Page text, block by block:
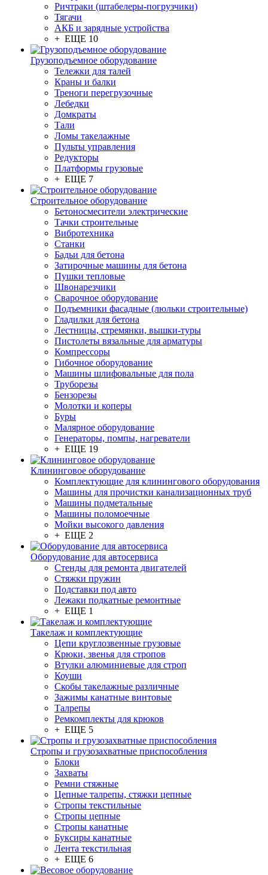
Ричтраки (штабелеры-погрузчики)
Тягачи
АКБ и зарядные устройства
+ ЕЩЕ 10
Грузоподъемное оборудование
Тележки для талей
Краны и балки
Треноги перегрузочные
Лебедки
Домкраты
Тали
Ломы такелажные
Пульты управления
Редукторы
Платформы грузовые
+ ЕЩЕ 7
Строительное оборудование
Бетоносмесители электрические
Тачки строительные
Вибротехника
Станки
Бадьи для бетона
Затирочные машины для бетона
Пушки тепловые
Швонарезчики
Сварочное оборудование
Подъемники фасадные (люльки строительные)
Гладилки для бетона
Лестницы, стремянки, вышки-туры
Пистолеты вязальные для арматуры
Компрессоры
Гибочное оборудование
Машины шлифовальные для пола
Труборезы
Бензорезы
Молотки и коперы
Буры
Малярное оборудование
Генераторы, помпы, нагреватели
+ ЕЩЕ 19
Клининговое оборудование
Комплектующие для клинингового оборудования
Машины для прочистки канализационных труб
Машины подметальные
Машины поломоечные
Мойки высокого давления
+ ЕЩЕ 2
Оборудование для автосервиса
Стенды для ремонта двигателей
Стяжки пружин
Подставки под авто
Лежаки подкатные ремонтные
+ ЕЩЕ 1
Такелаж и комплектующие
Цепи круглозвенные грузовые
Крюки, звенья для стропов
Втулки алюминиевые для строп
Коуши
Скобы такелажные различные
Зажимы канатные винтовые
Талрепы
Ремкомплекты для крюков
+ ЕЩЕ 5
Стропы и грузозахватные приспособления
Блоки
Захваты
Ремни стяжные
Цепные талрепы, стяжки цепные
Стропы текстильные
Стропы цепные
Стропы канатные
Буксиры канатные
Лента текстильная
+ ЕЩЕ 6